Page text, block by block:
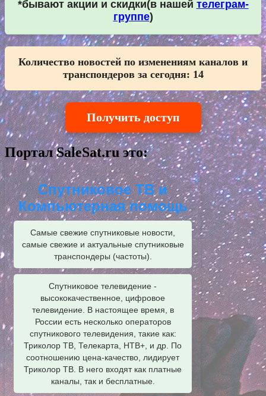
*бывают акции и скидки(в нашей телеграм-
группе)
Количество новостей по изменениям каналов и
транспондеров за сегодня: 14
Получить доступ
Портал SaleSat.ru это:
Спутниковое ТВ и
Компьютерная помощь
Самые свежие спутниковые новости,
самые свежие и актуальные спутниковые
транспондеры (частоты).
Спутниковое телевидение -
высококачественное, цифровое
телевидение. В настоящее время, в
России есть несколько операторов
спутникового телевидения, такие как:
Триколор ТВ, Телекарта, НТВ+, и др. По
соотношению цена-качество, лидирует
Триколор ТВ. В него входят как платные
каналы, так и бесплатные.